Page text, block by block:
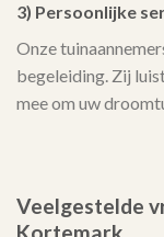
3) Persoonlijke
Onze
begeleiding. Zij
mee om uw
Veelgestelde